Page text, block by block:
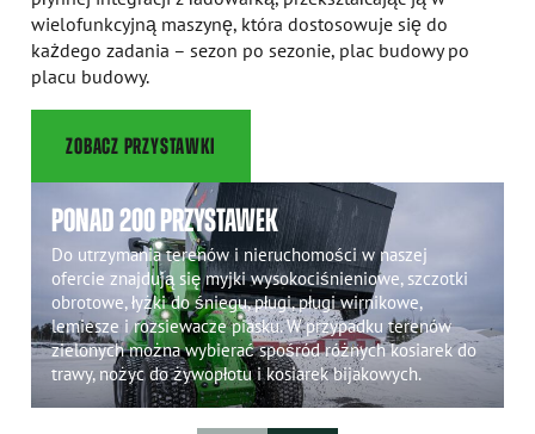
wielofunkcyjną maszynę, która dostosowuje się do
każdego zadania – sezon po sezonie, plac budowy po
placu budowy.
ZOBACZ PRZYSTAWKI
PONAD 200 PRZYSTAWEK
Do utrzymania terenów i nieruchomości w naszej
ofercie znajdują się myjki wysokociśnieniowe, szczotki
obrotowe, łyżki do śniegu, pługi, pługi wirnikowe,
lemiesze i rozsiewacze piasku. W przypadku terenów
zielonych można wybierać spośród różnych kosiarek do
trawy, nożyc do żywopłotu i kosiarek bijakowych.